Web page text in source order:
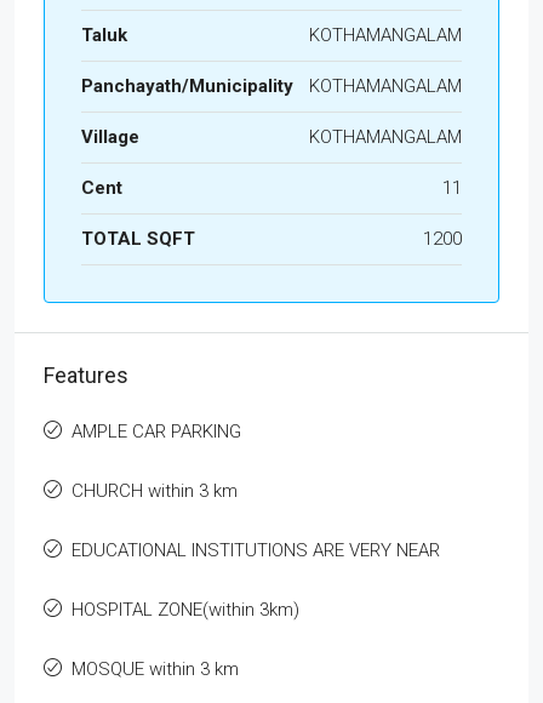
Taluk KOTHAMANGALAM
Panchayath/Municipality KOTHAMANGALAM
Village KOTHAMANGALAM
Cent 11
TOTAL SQFT 1200
Features
AMPLE CAR PARKING
CHURCH within 3 km
EDUCATIONAL INSTITUTIONS ARE VERY NEAR
HOSPITAL ZONE(within 3km)
MOSQUE within 3 km